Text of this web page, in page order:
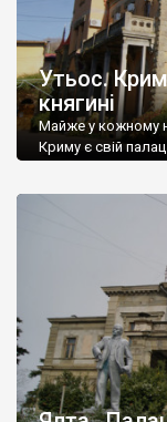
Утьос.
княгині
Майже у кожному
Криму є свій